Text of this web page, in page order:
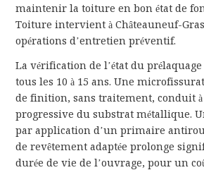
maintenir la toiture en bon état de
Toiture intervient à Châteauneuf-
opérations d’entretien préventif.
La vérification de l’état du
tous les 10 à 15 ans. Une
de finition, sans traitement, conduit
progressive du substrat métallique.
par application d’un primaire
de revêtement adaptée prolonge
durée de vie de l’ouvrage, pour un